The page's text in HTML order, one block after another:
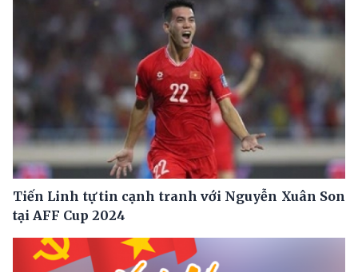
Tiến Linh tự tin cạnh tranh với Nguyễn Xuân Son
tại AFF Cup 2024